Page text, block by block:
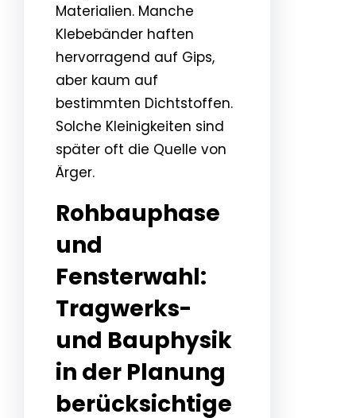
Materialien. Manche
Klebebänder haften
hervorragend auf Gips,
aber kaum auf
bestimmten Dichtstoffen.
Solche Kleinigkeiten sind
später oft die Quelle von
Ärger.
Rohbauphase
und
Fensterwahl:
Tragwerks-
und Bauphysik
in der Planung
berücksichtige